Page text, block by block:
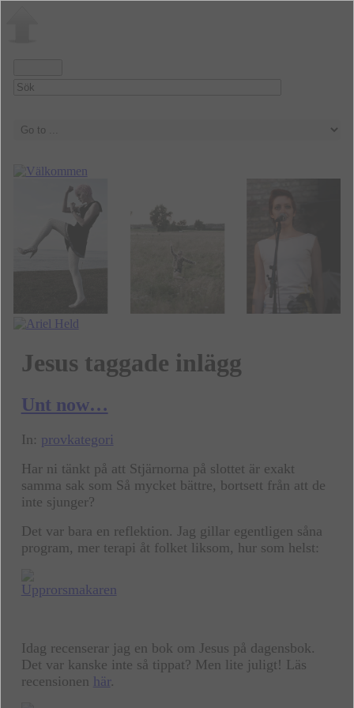
Jesus taggade inlägg
Unt now…
In: provkategori
Har ni tänkt på att Stjärnorna på slottet är exakt
samma sak som Så mycket bättre, bortsett från att de
inte sjunger?
Det var bara en reflektion. Jag gillar egentligen såna
program, mer terapi åt folket liksom, hur som helst:
Idag recenserar jag en bok om Jesus på dagensbok.
Det var kanske inte så tippat? Men lite juligt! Läs
recensionen här.